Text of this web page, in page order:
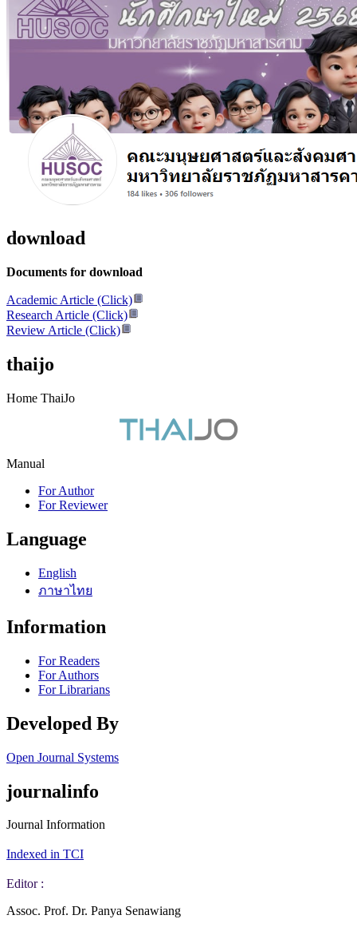
download
Documents for download
Academic Article (Click)
Research Article (Click)
Review Article (Click)
thaijo
Home ThaiJo
Manual
For Author
For Reviewer
Language
English
ภาษาไทย
Information
For Readers
For Authors
For Librarians
Developed By
Open Journal Systems
journalinfo
Journal Information
Indexed in TCI
Editor :
Assoc. Prof. Dr. Panya Senawiang